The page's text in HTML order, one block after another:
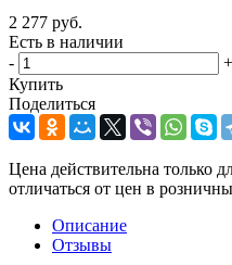
2 277 руб.
Есть в наличии
-
+
Купить
Поделиться
Цена действительна только
отличаться от цен в
Описание
Отзывы